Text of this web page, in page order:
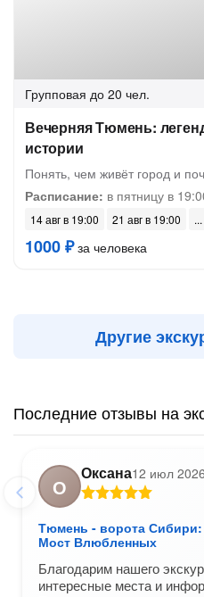
Групповая до 20 чел.
Вечерняя Тюмень:
истории
Понять, чем живёт город и
Расписание: в пятницу в
14 авг в 19:00 21 авг в 19:00
1000 ₽за человека
Другие
Последние отзывы на
О
Оксана12 июл 2026
Тюмень - ворота Сибири:
Мост Влюбленных
Благодарим нашего
интересные места и